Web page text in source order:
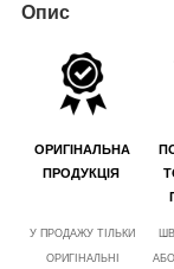
Опис
ОРИГІНАЛЬНА
ПРОДУКЦІЯ
У ПРОДАЖУ ТІЛЬКИ
ОРИГІНАЛЬНІ